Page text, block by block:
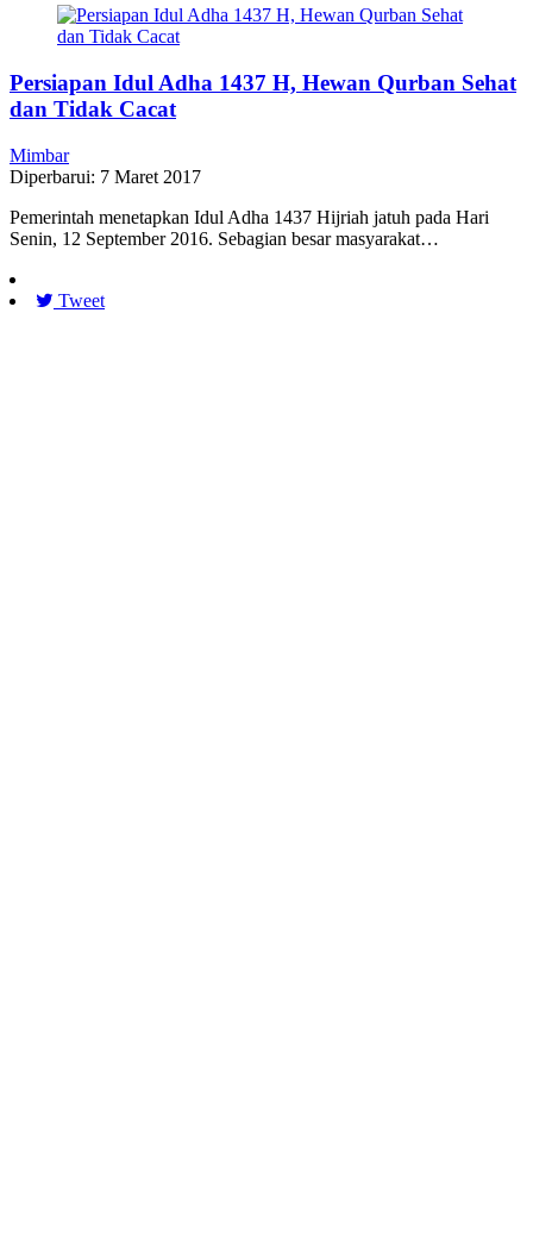
Persiapan Idul Adha 1437 H, Hewan Qurban Sehat
dan Tidak Cacat
Mimbar
Diperbarui: 7 Maret 2017
Pemerintah menetapkan Idul Adha 1437 Hijriah jatuh pada Hari
Senin, 12 September 2016. Sebagian besar masyarakat…
Tweet